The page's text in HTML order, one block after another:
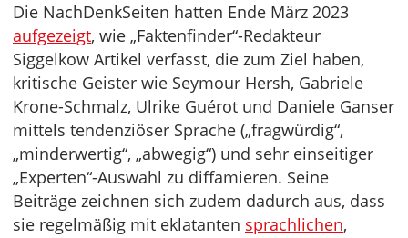
Die NachDenkSeiten hatten Ende März 2023
aufgezeigt, wie „Faktenfinder“-Redakteur
Siggelkow Artikel verfasst, die zum Ziel haben,
kritische Geister wie Seymour Hersh, Gabriele
Krone-Schmalz, Ulrike Guérot und Daniele Ganser
mittels tendenziöser Sprache („fragwürdig“,
„minderwertig“, „abwegig“) und sehr einseitiger
„Experten“-Auswahl zu diffamieren. Seine
Beiträge zeichnen sich zudem dadurch aus, dass
sie regelmäßig mit eklatanten sprachlichen,